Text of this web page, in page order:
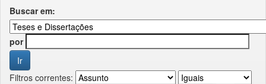
Buscar em:
por
Filtros correntes: